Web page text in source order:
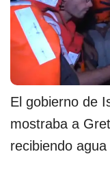
El gobierno de
mostraba a
recibiendo